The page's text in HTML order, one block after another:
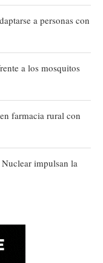
a personas con
a los mosquitos
farmacia rural con
impulsan la